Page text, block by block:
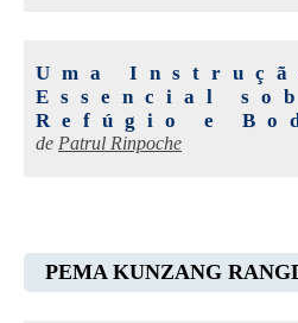
Uma
Essencial
Refúgio e
de Patrul Rinpoche
PEMA KUNZANG